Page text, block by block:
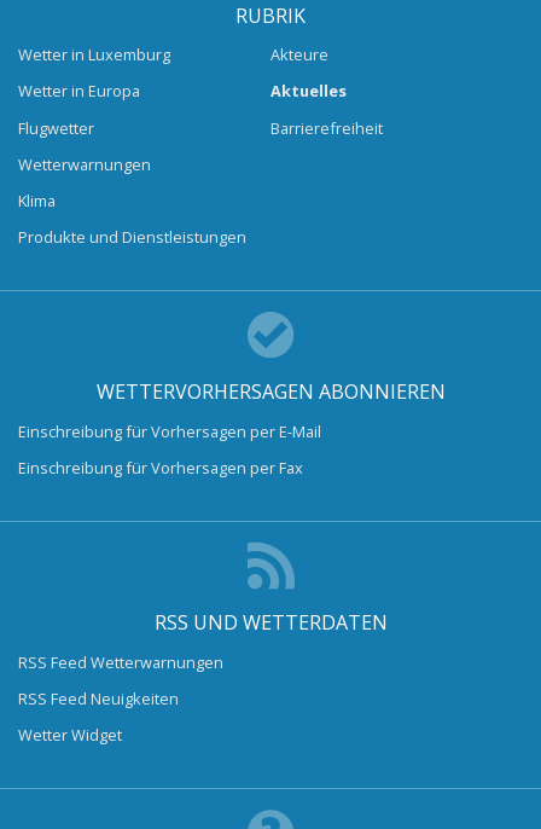
RUBRIK
Wetter in Luxemburg
Wetter in Europa
Flugwetter
Wetterwarnungen
Klima
Produkte und Dienstleistungen
Akteure
Aktuelles
Barrierefreiheit
WETTERVORHERSAGEN ABONNIEREN
Einschreibung für Vorhersagen per E-Mail
Einschreibung für Vorhersagen per Fax
RSS UND WETTERDATEN
RSS Feed Wetterwarnungen
RSS Feed Neuigkeiten
Wetter Widget